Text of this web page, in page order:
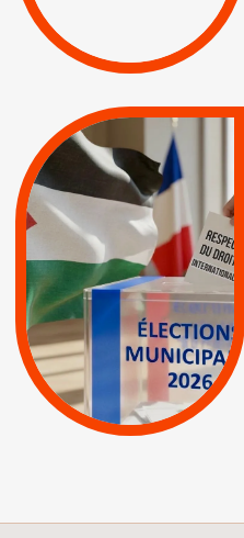
| Actus Pétitions
MUNICIPALES 2026 :
JE VOTE POUR LE
RESPECT DU DROIT
INTERNATIONAL EN
PALESTINE
APPELS | Actus |
Espaces Sans
Apartheid
| Lettres d'interpellation
Pétitions